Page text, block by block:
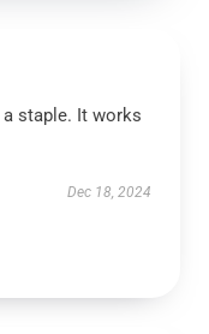
staple. It works
Dec 18, 2024